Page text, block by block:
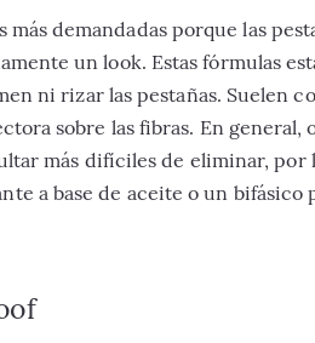
demandadas porque las
un look. Estas fórmulas
ni rizar las pestañas. Suelen
sobre las fibras. En general,
más difíciles de eliminar, por
a base de aceite o un bifásico